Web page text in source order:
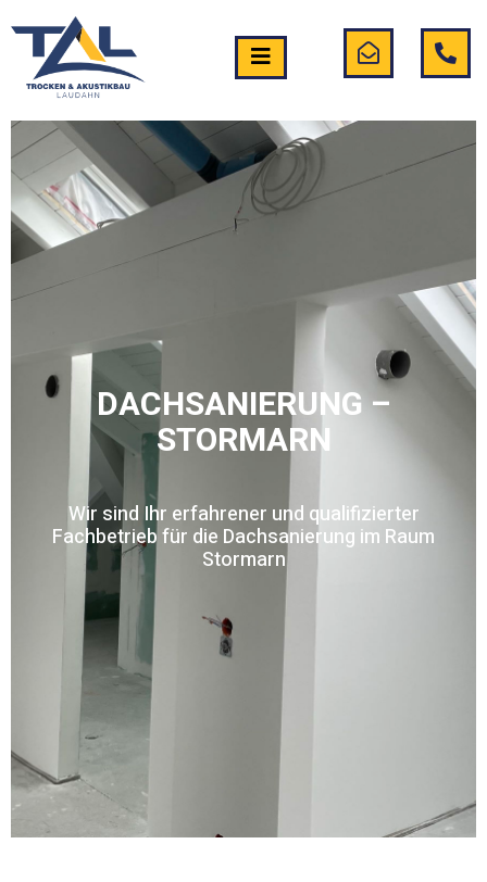
DACHSANIERUNG –
STORMARN
Wir sind Ihr erfahrener und qualifizierter
Fachbetrieb für die Dachsanierung im Raum
Stormarn